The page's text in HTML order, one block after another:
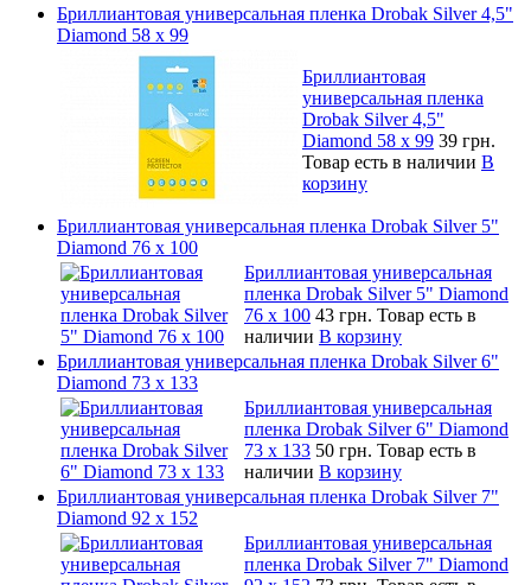
Бриллиантовая универсальная пленка Drobak Silver 4,5"
Diamond 58 х 99
Бриллиантовая
универсальная пленка
Drobak Silver 4,5"
Diamond 58 х 99 39 грн.
Товар есть в наличии В
корзину
Бриллиантовая универсальная пленка Drobak Silver 5"
Diamond 76 х 100
Бриллиантовая универсальная
пленка Drobak Silver 5" Diamond
76 х 100 43 грн. Товар есть в
наличии В корзину
Бриллиантовая универсальная пленка Drobak Silver 6"
Diamond 73 х 133
Бриллиантовая универсальная
пленка Drobak Silver 6" Diamond
73 х 133 50 грн. Товар есть в
наличии В корзину
Бриллиантовая универсальная пленка Drobak Silver 7"
Diamond 92 х 152
Бриллиантовая универсальная
пленка Drobak Silver 7" Diamond